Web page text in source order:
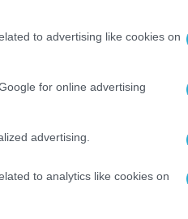
to advertising like cookies on
for online advertising
advertising.
to analytics like cookies on